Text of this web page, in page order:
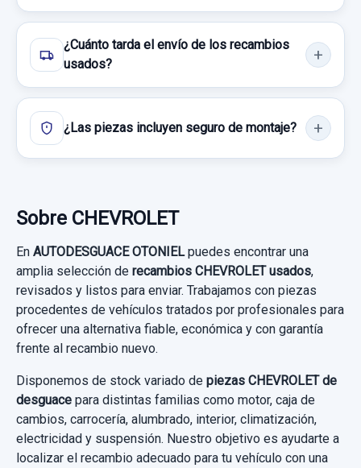
CHEVROLET CAPTIVA 2.0 VCDI LT
Garantía 1 año
Ref:436046 OEM:25937972
14,87 €
Sin IVA, gastos de envío no incluidos.
Consultar por whatsapp
Consultar por whatsapp
DISCO FRENO TRASERO
DISCO FRENO TRASERO usado.
CHEVROLET CAPTIVA 2.0 VCDI LT
Garantía 1 año
¿Cuánto tarda el envío de los recambios
usados?
¿Las piezas incluyen seguro de montaje?
Sobre CHEVROLET
En AUTODESGUACE OTONIELpuedes encontrar una
amplia selección de recambios CHEVROLET usados,
revisados y listos para enviar. Trabajamos con piezas
procedentes de vehículos tratados por profesionales para
ofrecer una alternativa fiable, económica y con garantía
frente al recambio nuevo.
Disponemos de stock variado de piezas CHEVROLET de
desguace para distintas familias como motor, caja de
cambios, carrocería, alumbrado, interior, climatización,
electricidad y suspensión. Nuestro objetivo es ayudarte a
localizar el recambio adecuado para tu vehículo con una